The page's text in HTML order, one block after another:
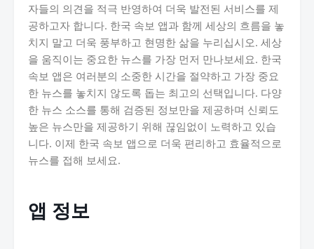
자들의 의견을 적극 반영하여 더욱 발전된 서비스를 제
공하고자 합니다. 한국 속보 앱과 함께 세상의 흐름을 놓
치지 말고 더욱 풍부하고 현명한 삶을 누리십시오. 세상
을 움직이는 중요한 뉴스를 가장 먼저 만나보세요. 한국
속보 앱은 여러분의 소중한 시간을 절약하고 가장 중요
한 뉴스를 놓치지 않도록 돕는 최고의 선택입니다. 다양
한 뉴스 소스를 통해 검증된 정보만을 제공하며 신뢰도
높은 뉴스만을 제공하기 위해 끊임없이 노력하고 있습
니다. 이제 한국 속보 앱으로 더욱 편리하고 효율적으로
뉴스를 접해 보세요.
앱 정보